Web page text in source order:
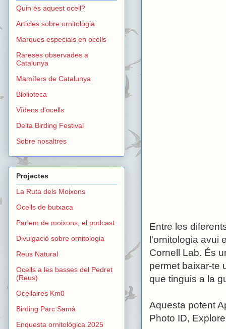
Entre les
l'ornitologia avui
Cornell Lab. És
permet baixar-te
que tinguis a la
Aquesta potent
Photo ID,
Quin és aquest ocell?
Articles sobre ornitologia
Marques especials en ocells
Rareses observades a
Catalunya
Mamífers de Catalunya
Biblioteca
Vídeos d'ocells
Delta Birding Festival
Sobre nosaltres
Projectes
La Ruta dels Moixons
Ocells de butxaca
Parlem de moixons, el podcast
Divulgació sobre ornitologia
Reus Natural
Ocells a les basses del Pedret
(Reus)
Ocellaires Km0
Birding Parc Samà
Enquesta ornitològica 2025